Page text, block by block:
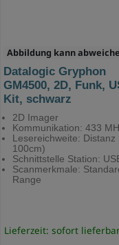
Abbildung kann
Datalogic Gryphon
GM4500, 2D, Funk,
Kit, schwarz
2D Imager
Kommunikation: 433
Lesereichweite: Distanz
100cm)
Schnittstelle Station:
Scanmerkmale:
Range
Lieferzeit: sofort